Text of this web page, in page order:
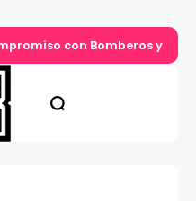
con Bomberos y